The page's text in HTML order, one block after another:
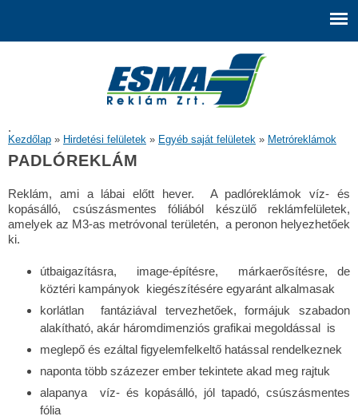
.
JELENLEGI HELY
Kezdőlap » Hirdetési felületek » Egyéb saját felületek » Metróreklámok
PADLÓREKLÁM
Reklám, ami a lábai előtt hever. A padlóreklámok víz- és
kopásálló, csúszásmentes fóliából készülő reklámfelületek,
amelyek az M3-as metróvonal területén, a peronon helyezhetőek
ki.
útbaigazításra, image-építésre, márkaerősítésre, de
köztéri kampányok kiegészítésére egyaránt alkalmasak
korlátlan fantáziával tervezhetőek, formájuk szabadon
alakítható, akár háromdimenziós grafikai megoldással is
meglepő és ezáltal figyelemfelkeltő hatással rendelkeznek
naponta több százezer ember tekintete akad meg rajtuk
alapanya víz- és kopásálló, jól tapadó, csúszásmentes
fólia